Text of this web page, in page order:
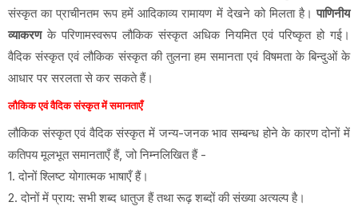
संस्कृत का प्राचीनतम रूप हमें आदिकाव्य रामायण में देखने को मिलता है।पाणिनीय
व्याकरणके परिणामस्वरूप लौकिक संस्कृत अधिक नियमित एवं परिष्कृत हो गई।
वैदिक संस्कृत एवं लौकिक संस्कृत की तुलना हम समानता एवं विषमता के बिन्दुओं के
आधार पर सरलता से कर सकते हैं।
लौकिक एवं वैदिक संस्कृत में समानताएँ
लौकिक संस्कृत एवं वैदिक संस्कृत में जन्य-जनक भाव सम्बन्ध होने के कारण दोनों में
कतिपय मूलभूत समानताएँ हैं, जो निम्नलिखित हैं -
1. दोनों श्लिष्ट योगात्मक भाषाएँ हैं।
2. दोनों में प्राय: सभी शब्द धातुज हैं तथा रूढ़ शब्दों की संख्या अत्यल्प है।